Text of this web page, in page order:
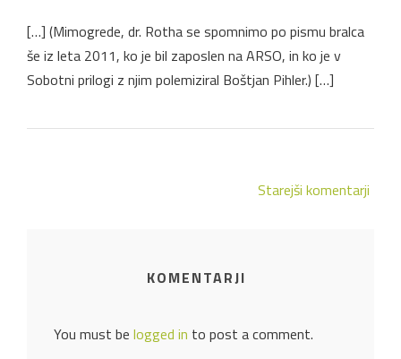
[…] (Mimogrede, dr. Rotha se spomnimo po pismu bralca
še iz leta 2011, ko je bil zaposlen na ARSO, in ko je v
Sobotni prilogi z njim polemiziral Boštjan Pihler.) […]
Starejši komentarji
KOMENTARJI
You must be logged in to post a comment.